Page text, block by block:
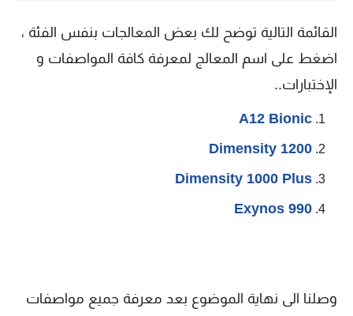
القائمة التالية توضح لك بعض المعالجات بنفس الفئة ،
اضغط على اسم المعالج لمعرفة كافة المواصفات و
الإختبارات..
A12 Bionic
Dimensity 1200
Dimensity 1000 Plus
Exynos 990
وصلنا الى نهاية الموضوع بعد معرفة جميع مواصفات